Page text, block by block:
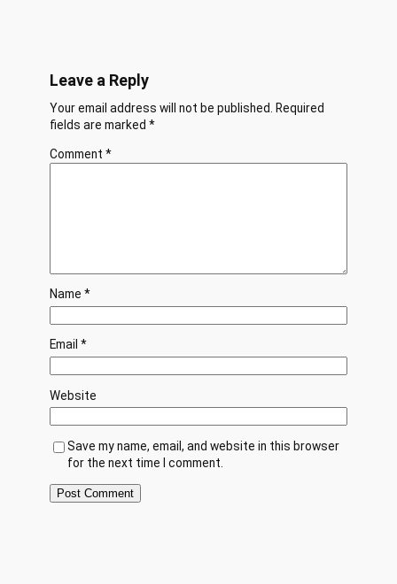
Leave a Reply
Your email address will not be published.
Required
fields are marked *
Comment *
Name *
Email *
Website
Save my name, email, and website in this browser
for the next time I comment.